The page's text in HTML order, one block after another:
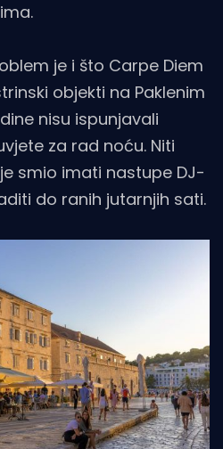
je i što Carpe Diem
objekti na Paklenim
nisu ispunjavali
za rad noću. Niti
smio imati nastupe DJ-
do ranih jutarnjih sati.